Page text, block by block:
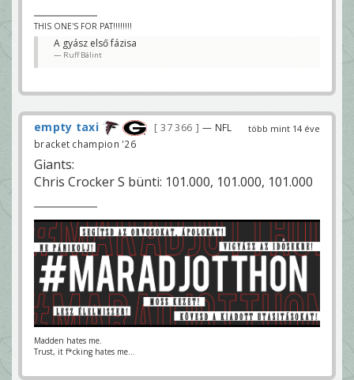
THIS ONE'S FOR PAT!!!!!!!!
A gyász első fázisa
Ruff Bálint
több mint 14 éve
empty taxi 37 366
— NFL
bracket champion '26
Giants:
Chris Crocker S bünti: 101.000, 101.000, 101.000
Madden hates me.
Trust, it f*cking hates me...